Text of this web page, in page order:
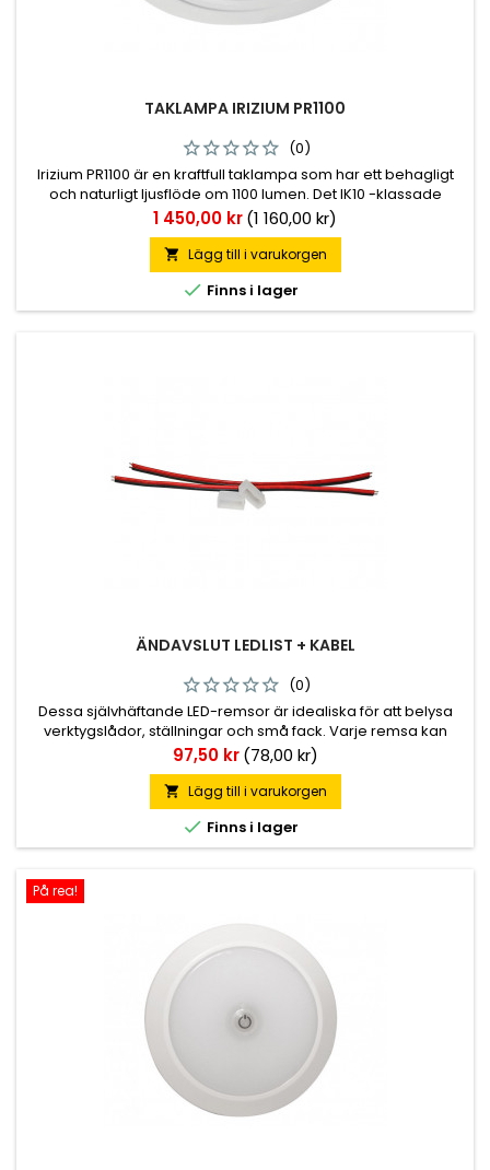
TAKLAMPA IRIZIUM PR1100
(0)
Irizium PR1100 är en kraftfull taklampa som har ett behagligt
och naturligt ljusflöde om 1100 lumen. Det IK10 -klassade
lamphuset är tillverkat av högpresterande plast av industriell
hållfasthet och har utformats för att garantera optimal
slaghållfasthet. IP67. * PR1100 IR (art. nummer 33.4
Pris
1 450,00 kr(1 160,00 kr)
 Lägg till i varukorgen
 Finns i lager
ÄNDAVSLUT LEDLIST + KABEL
(0)
Dessa självhäftande LED-remsor är idealiska för att belysa
verktygslådor, ställningar och små fack. Varje remsa kan
skarvas var tredje lysdiod och förkonfigurerade längder
levereras med ledningsledningar i varje ände så att flera
enheter enkelt kan kopplas samman. ✔ CE &amp; ROHS
Pris
97,50 kr (78,00 kr)
 Lägg till i varukorgen
 Finns i lager
På rea!